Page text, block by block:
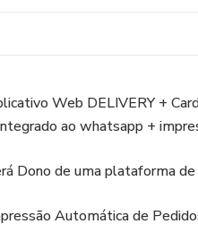
Web DELIVERY +
ao whatsapp +
Dono de uma plataforma
Automática de